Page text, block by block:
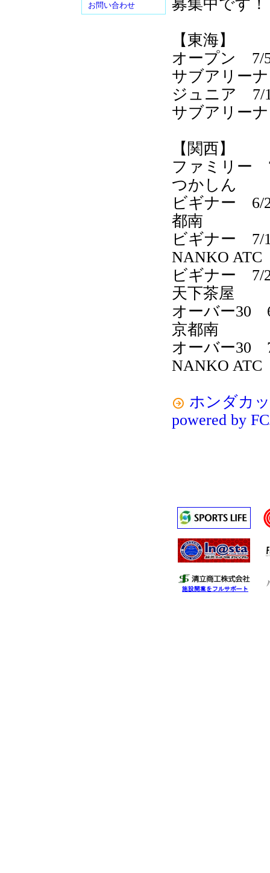
お問い合わせ
募集中です！
【東海】
オープン 7/
サブアリーナ
ジュニア 7/
サブアリーナ
【関西】
ファミリー
つかしん
ビギナー 6/
都南
ビギナー 7/
NANKO ATC
ビギナー 7/
天下茶屋
オーバー30
京都南
オーバー30
NANKO ATC
ホンダカ
powered by